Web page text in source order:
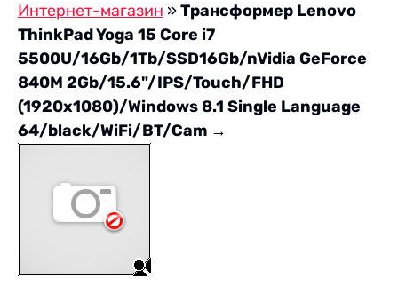
Интернет-магазин »Трансформер Lenovo
ThinkPad Yoga 15 Core i7
5500U/16Gb/1Tb/SSD16Gb/nVidia GeForce
840M 2Gb/15.6"/IPS/Touch/FHD
(1920x1080)/Windows 8.1 Single Language
64/black/WiFi/BT/Cam →